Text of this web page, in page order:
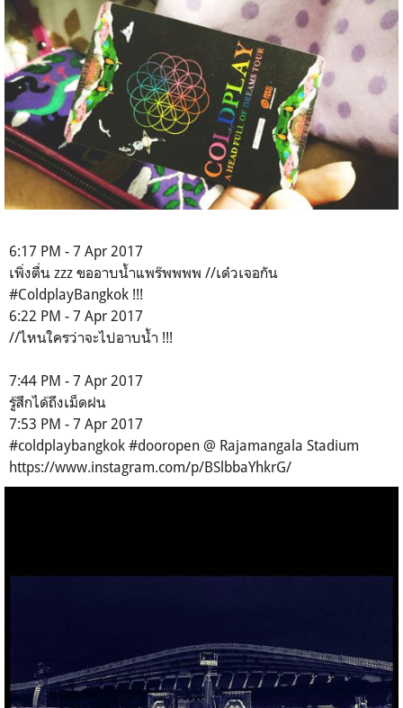
6:17 PM - 7 Apr 2017
เพิ่งตื่น zzz ขออาบน้ำแพร๊พพพพ //เด๋วเจอกัน
#ColdplayBangkok !!!
6:22 PM - 7 Apr 2017
//ไหนใครว่าจะไปอาบน้ำ !!!
7:44 PM - 7 Apr 2017
รู้สึกได้ถึงเม็ดฝน
7:53 PM - 7 Apr 2017
#coldplaybangkok #dooropen @ Rajamangala Stadium
https://www.instagram.com/p/BSlbbaYhkrG/